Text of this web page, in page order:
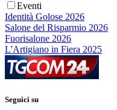
Eventi
Identità Golose 2026
Salone del Risparmio 2026
Fuorisalone 2026
L'Artigiano in Fiera 2025
Seguici su